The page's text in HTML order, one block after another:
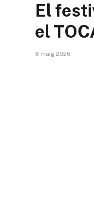
El
el
8 maig 2026